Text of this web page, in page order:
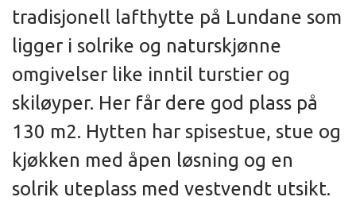
tradisjonell lafthytte på Lundane som
ligger i solrike og naturskjønne
omgivelser like inntil turstier og
skiløyper. Her får dere god plass på
130 m2. Hytten har spisestue, stue og
kjøkken med åpen løsning og en
solrik uteplass med vestvendt utsikt.